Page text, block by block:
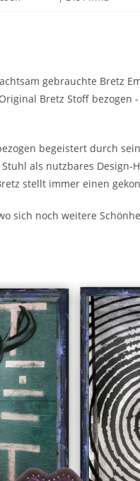
gebrauchte Bretz
Bretz Stoff
begeistert durch
als nutzbares
stellt immer einen
sich noch weitere